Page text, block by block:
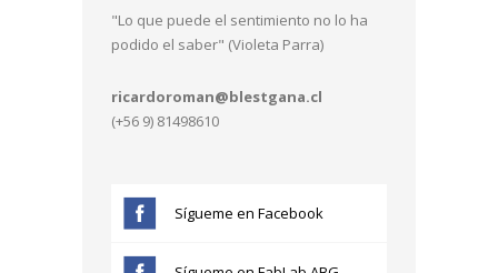
"Lo que puede el sentimiento no lo ha
podido el saber" (Violeta Parra)
ricardoroman@blestgana.cl
(+56 9) 81498610
Sígueme en Facebook